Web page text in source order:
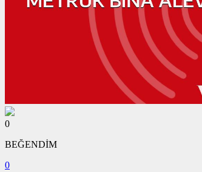
0
BEĞENDİM
0